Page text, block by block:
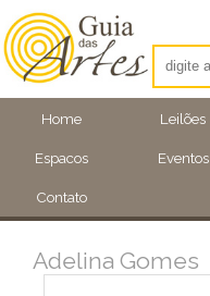
Home Leilões
Espacos Eventos
Contato
Adelina Gomes